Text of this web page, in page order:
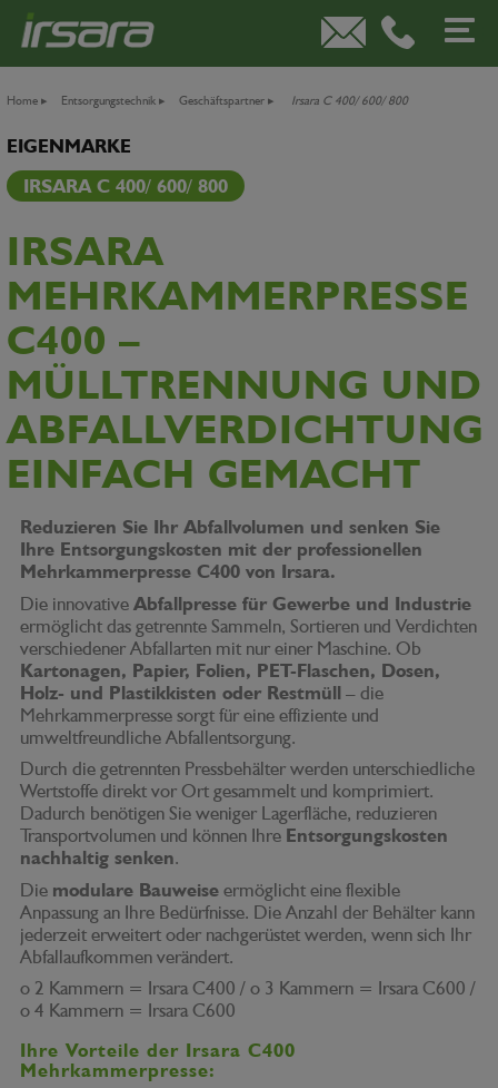
Home ▸ Entsorgungstechnik ▸ Geschäftspartner ▸ Irsara C 400/ 600/ 800
EIGENMARKE
IRSARA C 400/ 600/ 800
IRSARA
MEHRKAMMERPRESSE
C400 –
MÜLLTRENNUNG UND
ABFALLVERDICHTUNG
EINFACH GEMACHT
Reduzieren Sie Ihr Abfallvolumen und senken Sie
Ihre Entsorgungskosten mit der professionellen
Mehrkammerpresse C400 von Irsara.
Die innovative Abfallpresse für Gewerbe und Industrie
ermöglicht das getrennte Sammeln, Sortieren und Verdichten
verschiedener Abfallarten mit nur einer Maschine. Ob
Kartonagen, Papier, Folien, PET-Flaschen, Dosen,
Holz- und Plastikkisten oder Restmüll – die
Mehrkammerpresse sorgt für eine effiziente und
umweltfreundliche Abfallentsorgung.
Durch die getrennten Pressbehälter werden unterschiedliche
Wertstoffe direkt vor Ort gesammelt und komprimiert.
Dadurch benötigen Sie weniger Lagerfläche, reduzieren
Transportvolumen und können Ihre Entsorgungskosten
nachhaltig senken.
Die modulare Bauweise ermöglicht eine flexible
Anpassung an Ihre Bedürfnisse. Die Anzahl der Behälter kann
jederzeit erweitert oder nachgerüstet werden, wenn sich Ihr
Abfallaufkommen verändert.
o 2 Kammern = Irsara C400 / o 3 Kammern = Irsara C600 /
o 4 Kammern = Irsara C600
Ihre Vorteile der Irsara C400
Mehrkammerpresse: